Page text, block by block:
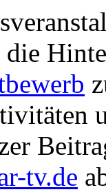
die
tv.de